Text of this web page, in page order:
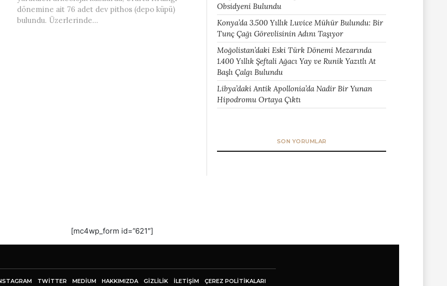
dönemine ait 76 adet dev pithos (depo küpü)
bulundu. Üzerlerinde...
Obsidyeni Bulundu
Konya’da 3.500 Yıllık Luvice Mühür Bulundu: Bir
Tunç Çağı Görevlisinin Adını Taşıyor
Moğolistan’daki Eski Türk Dönemi Mezarında
1.400 Yıllık Şeftali Ağacı Yay ve Runik Yazıtlı At
Başlı Çalgı Bulundu
Libya’daki Antik Apollonia’da Nadir Bir Yunan
Hipodromu Ortaya Çıktı
SON YORUMLAR
[mc4wp_form id=”621″]
TWITTER MEDIUM HAKKIMIZDA GİZLİLİK İLETIŞIM ÇEREZ POLITIKALARI